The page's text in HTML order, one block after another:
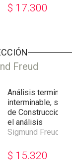
$ 17.300
Freud
Análisis
interminable,
de
el análisis
Sigmund Freud
$ 15.320